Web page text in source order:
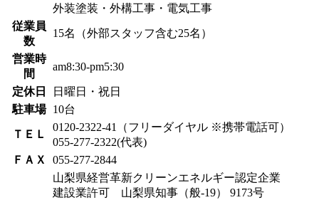
外装塗装・外構工事・電気工事
従業員
数
15名（外部スタッフ含む25名）
営業時
間
am8:30-pm5:30
定休日
日曜日・祝日
駐車場
10台
ＴＥＬ
0120-2322-41（フリーダイヤル ※携帯電話可）
055-277-2322(代表)
ＦＡＸ
055-277-2844
山梨県経営革新クリーンエネルギー認定企業
建設業許可 山梨県知事（般-19） 9173号